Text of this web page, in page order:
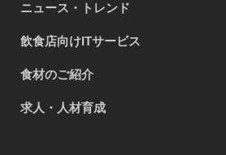
ニュース・トレンド
飲食店向けITサービス
食材のご紹介
求人・人材育成